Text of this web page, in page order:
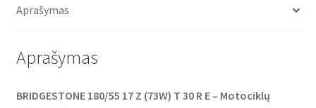
o
r
p
Aprašymas
Aprašymas
BRIDGESTONE 180/55 17 Z (73W) T 30 R E – Motociklų